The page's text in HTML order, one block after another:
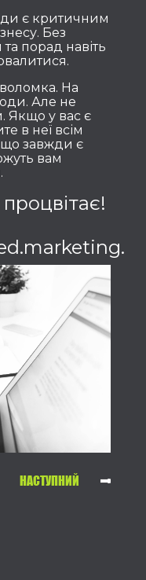
є критичним
Без
порад навіть
На
Але не
Якщо у вас є
в неї всім
що завжди є
вам
НАСТУПНИЙ